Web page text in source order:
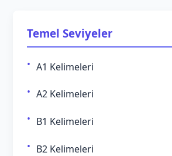
Temel Seviyeler
A1 Kelimeleri
A2 Kelimeleri
B1 Kelimeleri
B2 Kelimeleri